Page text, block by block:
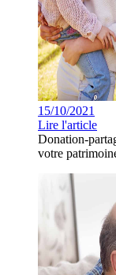
15/10/2021
Lire l'article
Donation-
votre